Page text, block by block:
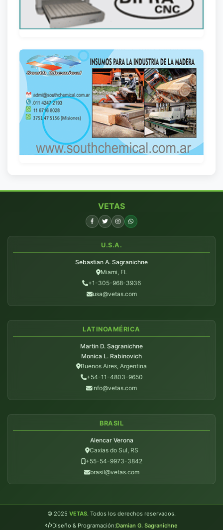
VETAS
U.S.A.
Sebastian A. Sagranichne
Miami, FL
+1-305-968-3936
usa@vetas.com
LATINOAMÉRICA
Martin D. Sagranichne
Monica L. Rabinovich
Buenos Aires, Argentina
+54-11-4803-9650
info@vetas.com
BRASIL
Alencar Verona
Caxias do Sul, RS
+55-54-9973-3842
brasil@vetas.com
© 2025 VETAS. Todos los derechos reservados.
Diseño & Programación:Damian G. Sagranichne